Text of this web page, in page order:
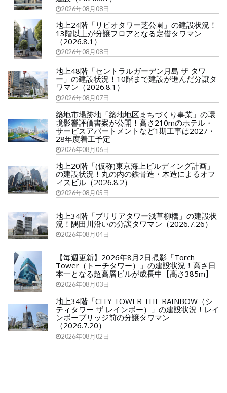
2026年08月08日
地上24階「リビオタワー芝公園」の建設状況！
13階以上が分譲フロアとなる定借タワマン
（2026.8.1）
2026年08月08日
地上48階「セントラルガーデン月島 ザ タワ
ー」の建設状況！10階まで建設が進んだ分譲タ
ワマン（2026.8.1）
2026年08月07日
築地市場跡地「築地地区まちづくり事業」の環
境影響評価書案が公開！高さ210mのホテル・
サービスアパートメントなど1期工事は2027・
28年度着工予定
2026年08月06日
地上20階「(仮称)東京海上ビルディング計画」
の建設状況！丸の内の鉄骨造・木造によるオフ
ィスビル（2026.8.2）
2026年08月05日
地上34階「ブリリアタワー浅草柳橋」の建設状
況！隅田川沿いの分譲タワマン（2026.7.26）
2026年08月04日
【毎週更新】2026年8月2日撮影「Torch
Tower（トーチタワー）」の建設状況！高さ日
本一となる超高層ビルが成長中【高さ385m】
2026年08月03日
地上34階「CITY TOWER THE RAINBOW（シ
ティタワー ザ レインボー）」の建設状況！レイ
ンボーブリッジ前の分譲タワマン
（2026.7.20）
2026年08月02日